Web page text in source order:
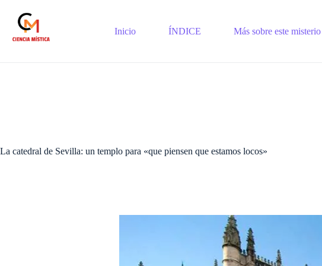
contenido
Inicio ÍNDICE Más sobre este misterio
La catedral de Sevilla: un templo para «que piensen que estamos locos»